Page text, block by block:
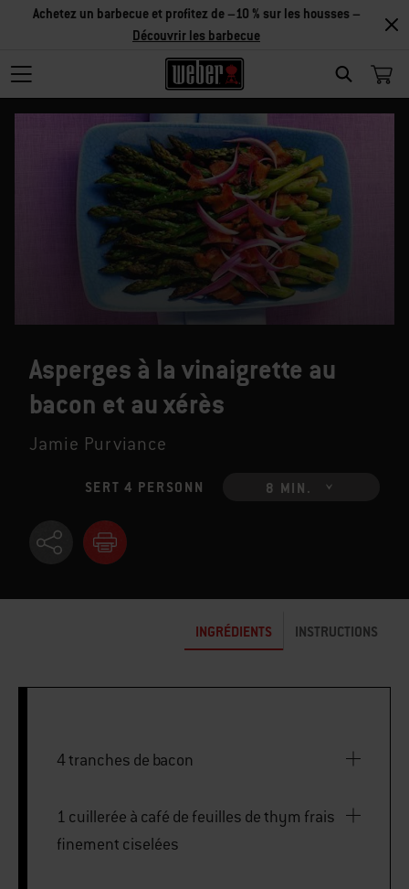
SEARCH
Achetez un barbecue et profitez de –10 % sur les housses –
Découvrir les barbecue
Asperges à la vinaigrette au
bacon et au xérès
Jamie Purviance
SERT 4 PERSONN 8 MIN.
INGRÉDIENTS INSTRUCTIONS
4 tranches de bacon
1 cuillerée à café de feuilles de thym frais
finement ciselées